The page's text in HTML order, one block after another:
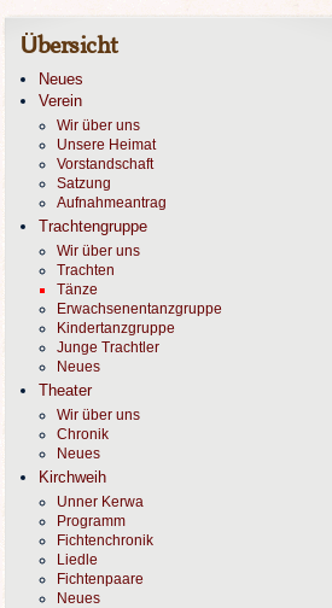
Übersicht
Neues
Verein
Wir über uns
Unsere Heimat
Vorstandschaft
Satzung
Aufnahmeantrag
Trachtengruppe
Wir über uns
Trachten
Tänze
Erwachsenentanzgruppe
Kindertanzgruppe
Junge Trachtler
Neues
Theater
Wir über uns
Chronik
Neues
Kirchweih
Unner Kerwa
Programm
Fichtenchronik
Liedle
Fichtenpaare
Neues